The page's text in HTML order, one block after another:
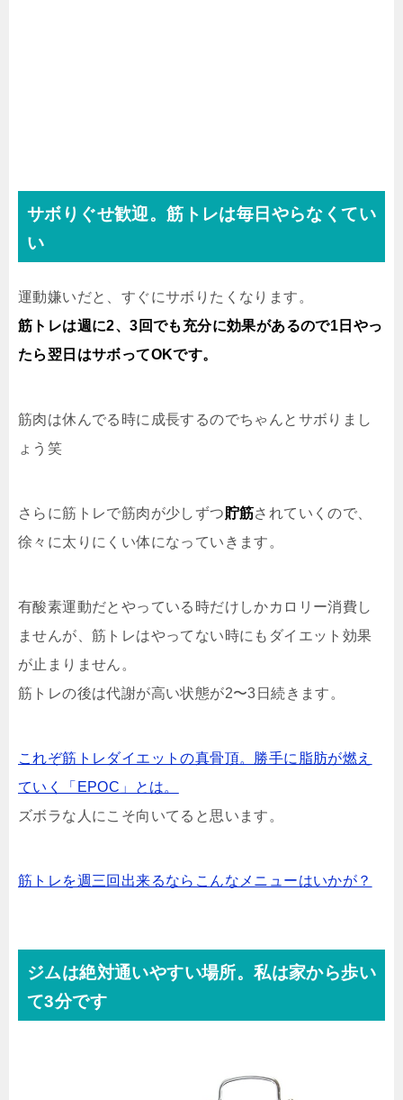
サボりぐせ歓迎。筋トレは毎日やらなくてい
い
運動嫌いだと、すぐにサボりたくなります。
筋トレは週に2、3回でも充分に効果があるので1日やっ
たら翌日はサボってOKです。
筋肉は休んでる時に成長するのでちゃんとサボりまし
ょう笑
さらに筋トレで筋肉が少しずつ貯筋されていくので、
徐々に太りにくい体になっていきます。
有酸素運動だとやっている時だけしかカロリー消費し
ませんが、筋トレはやってない時にもダイエット効果
が止まりません。
筋トレの後は代謝が高い状態が2〜3日続きます。
これぞ筋トレダイエットの真骨頂。勝手に脂肪が燃え
ていく「EPOC」とは。
ズボラな人にこそ向いてると思います。
筋トレを週三回出来るならこんなメニューはいかが？
ジムは絶対通いやすい場所。私は家から歩い
て3分です